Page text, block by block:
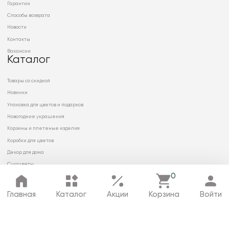
Главная Каталог Акции
0
Корзина Войти
Гарантии
Способы возврата
Новости
Контакты
Вакансии
Каталог
Товары со скидкой
Новинки
Упаковка для цветов и подарков
Новогодние украшения
Корзины и плетеные изделия
Коробки для цветов
Декор для дома
Сухоцветы
© 2026 ООО «МИРРЭЙ»